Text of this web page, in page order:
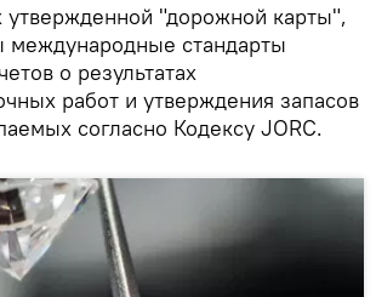
утвержденной "дорожной карты",
международные стандарты
о результатах
работ и утверждения запасов
согласно Кодексу JORC.